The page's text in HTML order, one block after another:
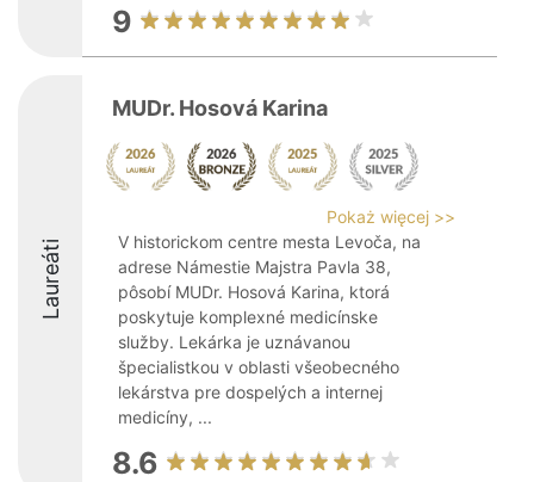
9
Laureáti
MUDr. Hosová Karina
Pokaż więcej >>
V historickom centre mesta Levoča, na
adrese Námestie Majstra Pavla 38,
pôsobí MUDr. Hosová Karina, ktorá
poskytuje komplexné medicínske
služby. Lekárka je uznávanou
špecialistkou v oblasti všeobecného
lekárstva pre dospelých a internej
medicíny, ...
8.6